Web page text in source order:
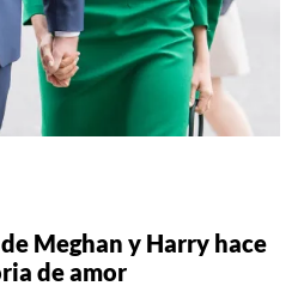
Meghan y Harry hace
de amor